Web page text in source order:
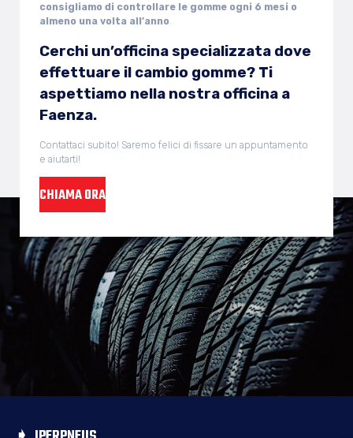
consigliamo di controllare le gomme ogni 6 mesi o
almeno una volta all’anno.
Cerchi un’officina specializzata dove
effettuare il cambio gomme? Ti
aspettiamo nella nostra officina a
Faenza.
Contattaci subito! Saremo felici di fissare un appuntamento
e aiutarti!
CHIAMA ORA